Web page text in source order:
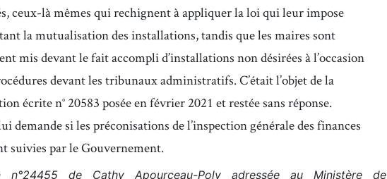
ceux-là mêmes qui rechignent à appliquer la loi qui leur impose
la mutualisation des installations, tandis que les maires sont
mis devant le fait accompli d’installations non désirées à l’occasion
devant les tribunaux administratifs. C’était l’objet de la
écrite n° 20583 posée en février 2021 et restée sans réponse.
demande si les préconisations de l’inspection générale des finances
suivies par le Gouvernement.
n°24455 de Cathy Apourceau-Poly adressée au Ministère de